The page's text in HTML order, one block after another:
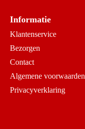
Informatie
Klantenservice
Bezorgen
Contact
Algemene voorwaarden
Privacyverklaring